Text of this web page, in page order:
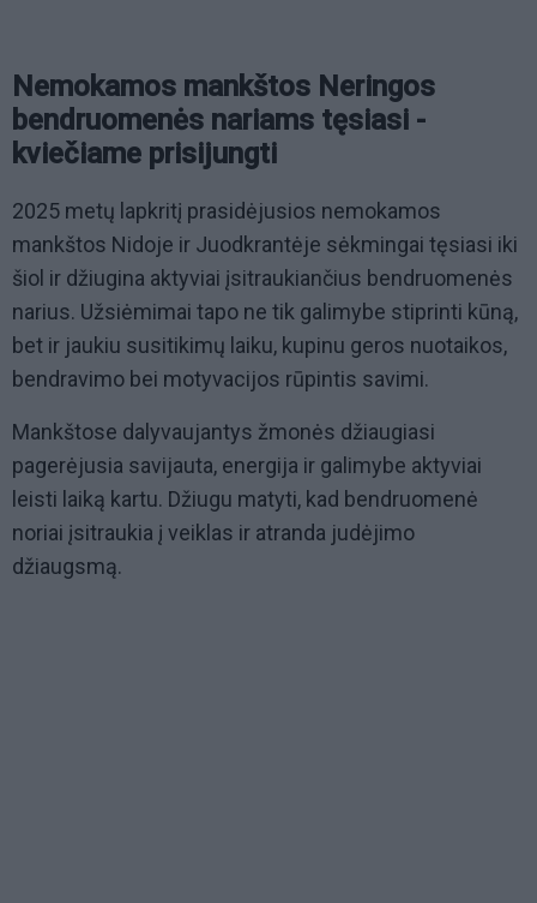
Nemokamos mankštos Neringos
bendruomenės nariams tęsiasi -
kviečiame prisijungti
2025 metų lapkritį prasidėjusios nemokamos
mankštos Nidoje ir Juodkrantėje sėkmingai tęsiasi iki
šiol ir džiugina aktyviai įsitraukiančius bendruomenės
narius. Užsiėmimai tapo ne tik galimybe stiprinti kūną,
bet ir jaukiu susitikimų laiku, kupinu geros nuotaikos,
bendravimo bei motyvacijos rūpintis savimi.
Mankštose dalyvaujantys žmonės džiaugiasi
pagerėjusia savijauta, energija ir galimybe aktyviai
leisti laiką kartu. Džiugu matyti, kad bendruomenė
noriai įsitraukia į veiklas ir atranda judėjimo
džiaugsmą.